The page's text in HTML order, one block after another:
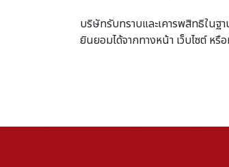
บริษัทรับทราบและเคารพสิทธิในฐ
ยินยอมได้จากทางหน้า เว็บไซต์ ห